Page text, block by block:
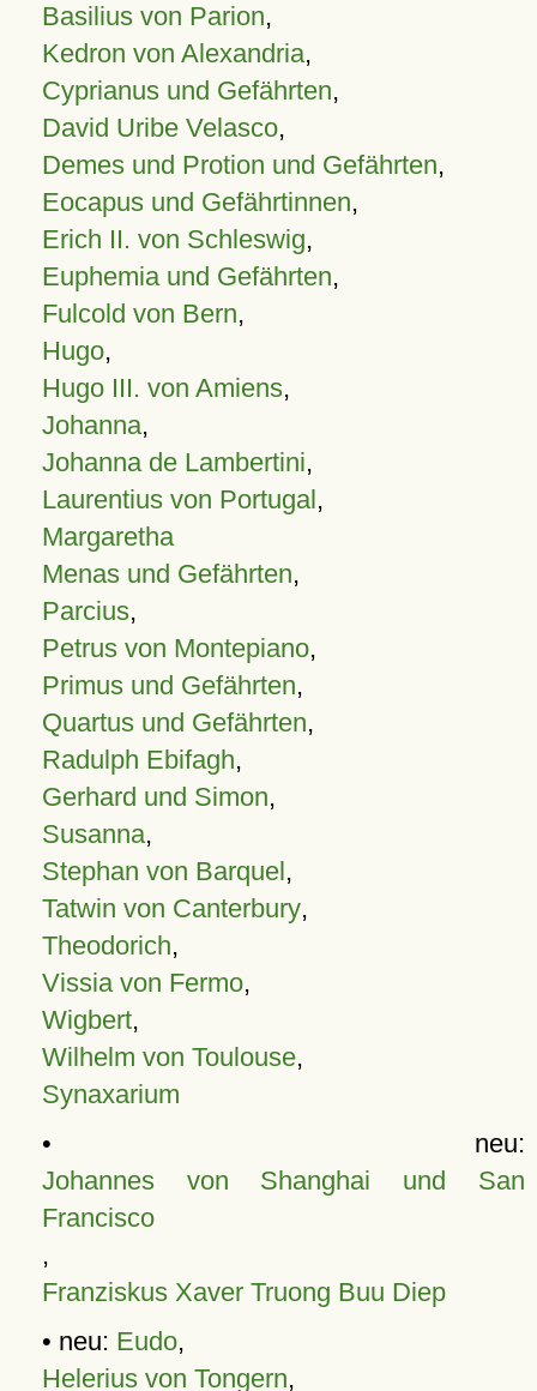
Basilius von Parion,
Kedron von Alexandria,
Cyprianus und Gefährten,
David Uribe Velasco,
Demes und Protion und Gefährten,
Eocapus und Gefährtinnen,
Erich II. von Schleswig,
Euphemia und Gefährten,
Fulcold von Bern,
Hugo,
Hugo III. von Amiens,
Johanna,
Johanna de Lambertini,
Laurentius von Portugal,
Margaretha
Menas und Gefährten,
Parcius,
Petrus von Montepiano,
Primus und Gefährten,
Quartus und Gefährten,
Radulph Ebifagh,
Gerhard und Simon,
Susanna,
Stephan von Barquel,
Tatwin von Canterbury,
Theodorich,
Vissia von Fermo,
Wigbert,
Wilhelm von Toulouse,
Synaxarium
• neu:
Johannes von Shanghai und San
Francisco
,
Franziskus Xaver Truong Buu Diep
• neu: Eudo,
Helerius von Tongern,